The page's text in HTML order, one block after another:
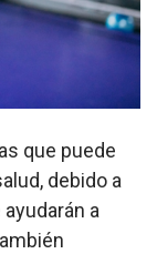
que puede
debido a
a